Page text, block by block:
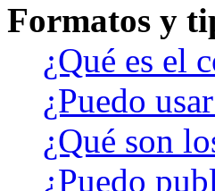
Formatos y
¿Qué es el
¿Puedo
¿Qué son
¿Puedo